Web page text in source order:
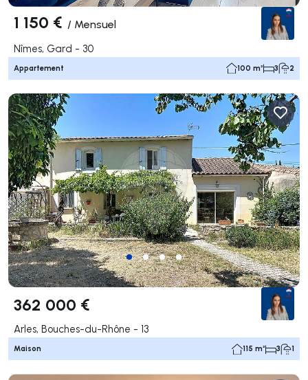
1 150 € / Mensuel
Nîmes, Gard - 30
Appartement 100 m² 3 2
362 000 €
Arles, Bouches-du-Rhône - 13
Maison 115 m² 3 1